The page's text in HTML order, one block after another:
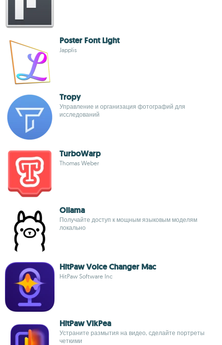
Poster Font Light
Japplis
Tropy
Управление и организация фотографий для
исследований
TurboWarp
Thomas Weber
Ollama
Получайте доступ к мощным языковым моделям
локально
HitPaw Voice Changer Mac
HitPaw Software Inc
HitPaw VikPea
Устраните размытия на видео, сделайте портреты
четкими